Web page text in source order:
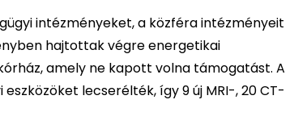
intézményeket, a közféra intézményeit
hajtottak végre energetikai
amely ne kapott volna támogatást. A
lecserélték, így 9 új MRI-, 20 CT-